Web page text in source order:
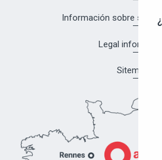
Información sobre salud
Legal information
Sitemap